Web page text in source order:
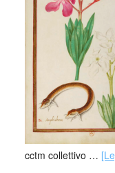
cctm collettivo …